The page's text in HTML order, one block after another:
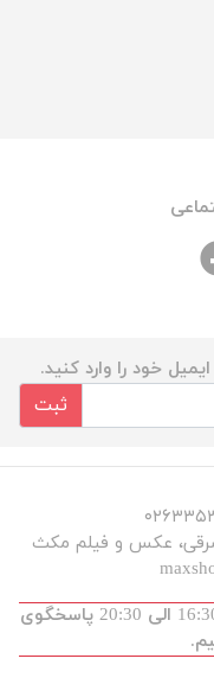
خود را وارد کنید.
ثبت
شنبه تا پنجشنبه از ساعت 9 الی 13 و 16:30 الی 20:30 پاسخگوی